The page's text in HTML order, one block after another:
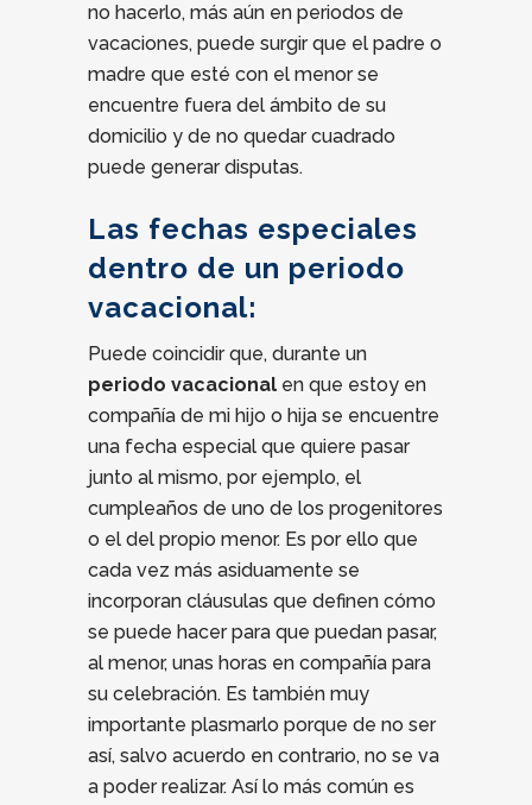
no hacerlo, más aún en periodos de
vacaciones, puede surgir que el padre o
madre que esté con el menor se
encuentre fuera del ámbito de su
domicilio y de no quedar cuadrado
puede generar disputas.
Las fechas especiales
dentro de un periodo
vacacional:
Puede coincidir que, durante un
periodo vacacional en que estoy en
compañía de mi hijo o hija se encuentre
una fecha especial que quiere pasar
junto al mismo, por ejemplo, el
cumpleaños de uno de los progenitores
o el del propio menor. Es por ello que
cada vez más asiduamente se
incorporan cláusulas que definen cómo
se puede hacer para que puedan pasar,
al menor, unas horas en compañía para
su celebración. Es también muy
importante plasmarlo porque de no ser
así, salvo acuerdo en contrario, no se va
a poder realizar. Así lo más común es